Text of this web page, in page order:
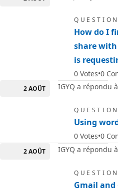
QUESTION
How do I
share
is
0 Votes 0
2 AOÛT IGYQ a répondu
QUESTION
Using
0 Votes 0
2 AOÛT IGYQ a répondu
QUESTION
Gmail